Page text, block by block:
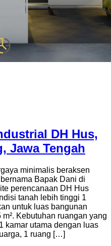
DH Hus,
Jawa Tengah
minimalis beraksen
Bapak Dani di
perencanaan DH Hus
tanah lebih tinggi 1
untuk luas bangunan
Kebutuhan ruangan yang
kamar utama dengan luas
1 ruang […]